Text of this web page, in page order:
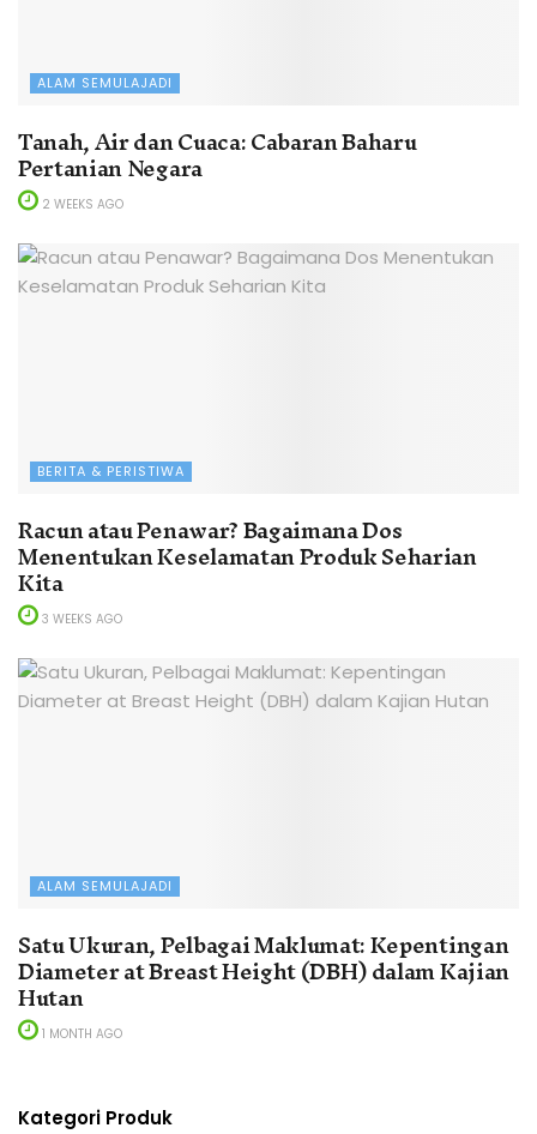
ALAM SEMULAJADI
Tanah, Air dan Cuaca: Cabaran Baharu
Pertanian Negara
2 WEEKS AGO
BERITA & PERISTIWA
Racun atau Penawar? Bagaimana Dos
Menentukan Keselamatan Produk Seharian
Kita
3 WEEKS AGO
ALAM SEMULAJADI
Satu Ukuran, Pelbagai Maklumat: Kepentingan
Diameter at Breast Height (DBH) dalam Kajian
Hutan
1 MONTH AGO
Kategori Produk